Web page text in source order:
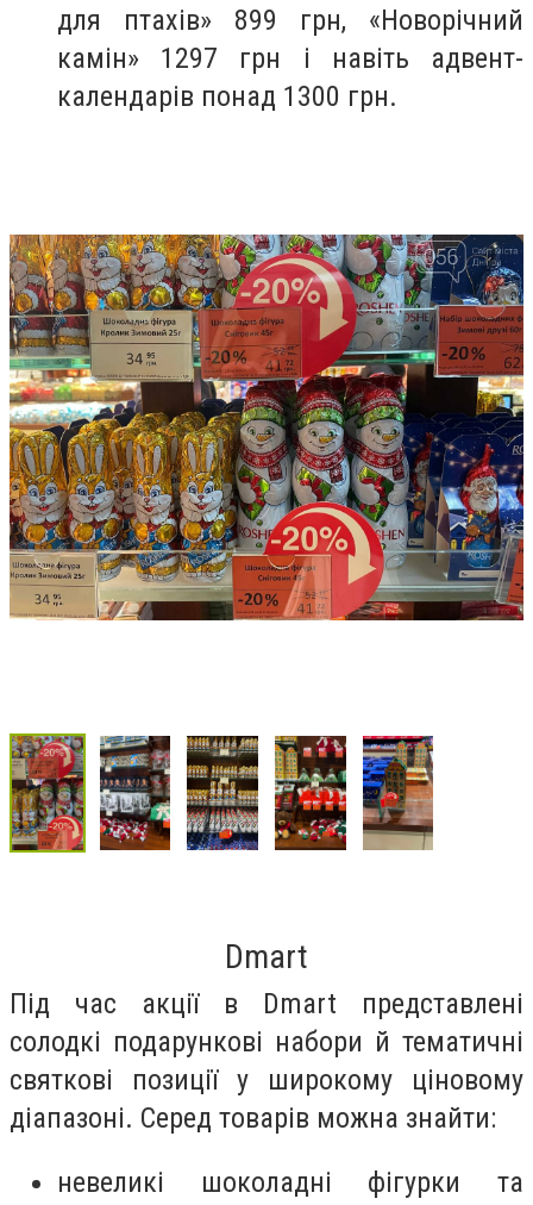
для птахів» 899 грн, «Новорічний
камін» 1297 грн і навіть адвент-
календарів понад 1300 грн.
Dmart
Під час акції в Dmart представлені
солодкі подарункові набори й тематичні
святкові позиції у широкому ціновому
діапазоні. Серед товарів можна знайти:
невеликі шоколадні фігурки та